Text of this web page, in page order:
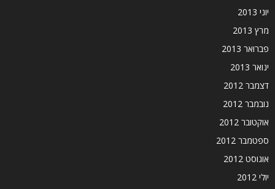
יוני 2013
מרץ 2013
פברואר 2013
ינואר 2013
דצמבר 2012
נובמבר 2012
אוקטובר 2012
ספטמבר 2012
אוגוסט 2012
יולי 2012